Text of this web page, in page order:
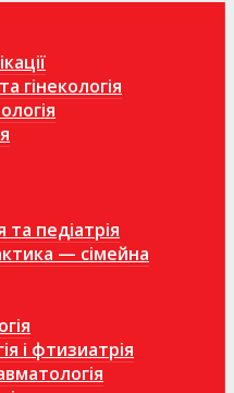
гінекологія
та педіатрія
— сімейна
і фтизиатрія